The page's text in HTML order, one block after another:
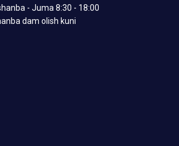
- Juma 8:30 - 18:00
dam olish kuni